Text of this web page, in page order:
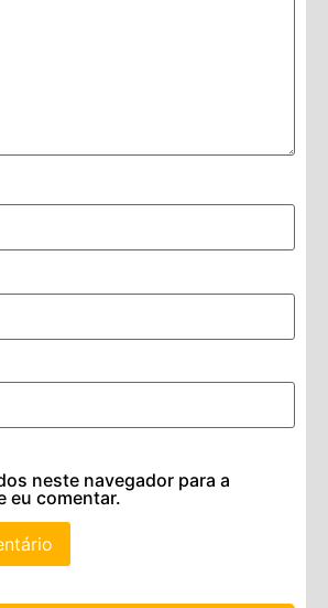
neste navegador para a
eu comentar.